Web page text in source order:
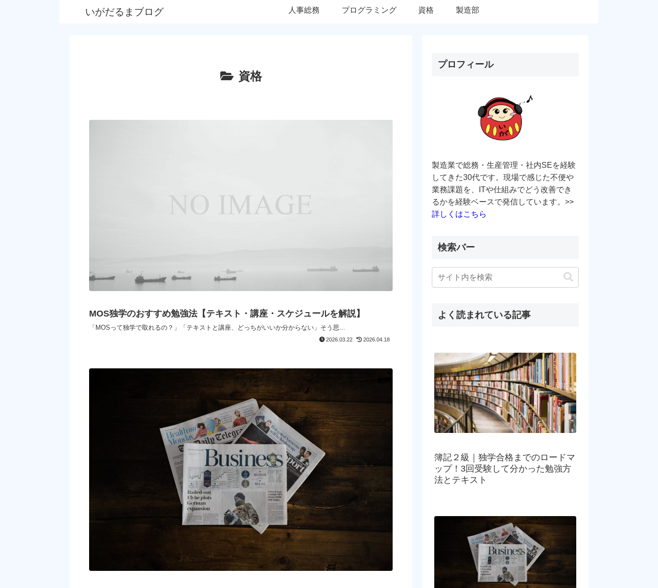
いがだるまブログ 人事総務 プログラミング 資格 製造部
資格
MOS独学のおすすめ勉強法【テキスト・講座・スケジュールを解説】
「MOSって独学で取れるの？」「テキストと講座、どっちがいいか分からない」そう思...
2026.03.22 2026.04.18
プロフィール
製造業で総務・生産管理・社内SEを経験
してきた30代です。現場で感じた不便や
業務課題を、ITや仕組みでどう改善でき
るかを経験ベースで発信しています。>>
詳しくはこちら
検索バー
よく読まれている記事
簿記２級｜独学合格までのロードマ
ップ！3回受験して分かった勉強方
法とテキスト